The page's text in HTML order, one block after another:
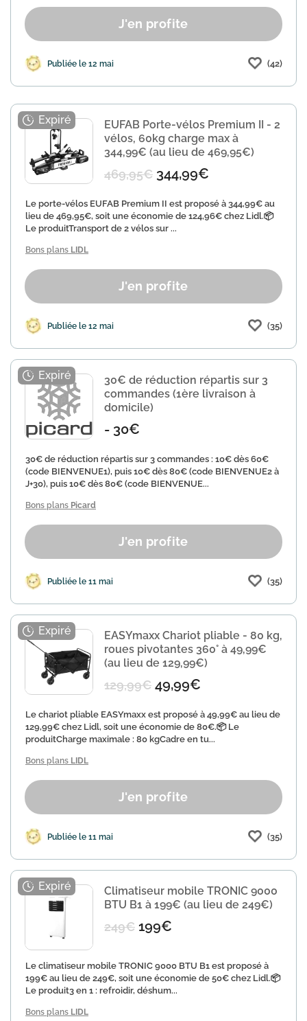
J'en profite
Publiée le 12 mai (42)
EUFAB Porte-vélos Premium II - 2
vélos, 60kg charge max à
344,99€ (au lieu de 469,95€)
469,95€ 344,99€
Le porte-vélos EUFAB Premium II est proposé à 344,99€ au
lieu de 469,95€, soit une économie de 124,96€ chez Lidl.📦
Le produitTransport de 2 vélos sur ...
Bons plans LIDL
J'en profite
Publiée le 12 mai (35)
30€ de réduction répartis sur 3
commandes (1ère livraison à
domicile)
- 30€
30€ de réduction répartis sur 3 commandes : 10€ dès 60€
(code BIENVENUE1), puis 10€ dès 80€ (code BIENVENUE2 à
J+30), puis 10€ dès 80€ (code BIENVENUE...
Bons plans Picard
J'en profite
Publiée le 11 mai (35)
EASYmaxx Chariot pliable - 80 kg,
roues pivotantes 360° à 49,99€
(au lieu de 129,99€)
129,99€ 49,99€
Le chariot pliable EASYmaxx est proposé à 49,99€ au lieu de
129,99€ chez Lidl, soit une économie de 80€.📦 Le
produitCharge maximale : 80 kgCadre en tu...
Bons plans LIDL
J'en profite
Publiée le 11 mai (35)
Climatiseur mobile TRONIC 9000
BTU B1 à 199€ (au lieu de 249€)
249€ 199€
Le climatiseur mobile TRONIC 9000 BTU B1 est proposé à
199€ au lieu de 249€, soit une économie de 50€ chez Lidl.📦
Le produit3 en 1 : refroidir, déshum...
Bons plans LIDL